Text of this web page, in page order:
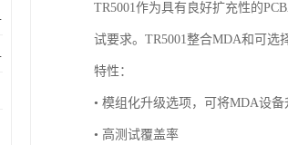
动化
围广
TR5001作为具有良好扩充性的
试要求。TR5001整合MDA和可选
特性：
• 模组化升级选项，可将MDA设
• 高测试覆盖率